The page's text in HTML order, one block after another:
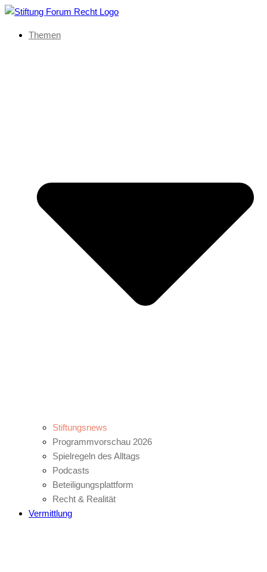
Themen
Stiftungsnews
Programmvorschau 2026
Spielregeln des Alltags
Podcasts
Beteiligungsplattform
Recht & Realität
Vermittlung